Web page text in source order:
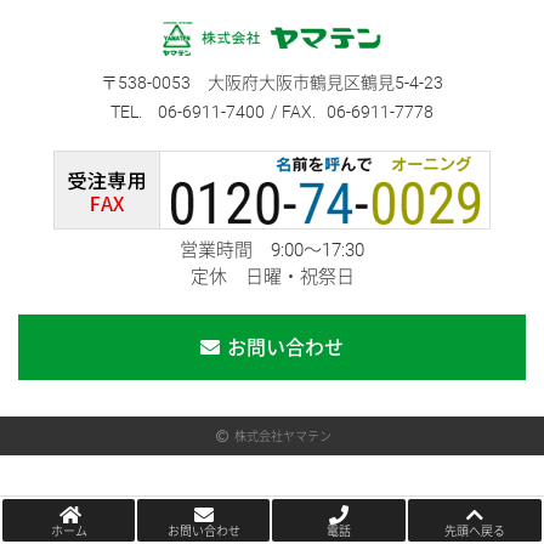
538-0053
大阪府大阪市鶴見区鶴見5-4-23
06-6911-7400
06-6911-7778
営業時間 9:00～17:30
定休 日曜・祝祭日
お問い合わせ
ホーム お問い合わせ 電話 先頭へ戻る
株式会社ヤマテン